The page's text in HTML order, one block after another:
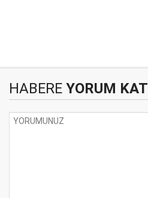
HABERE YORUM KAT